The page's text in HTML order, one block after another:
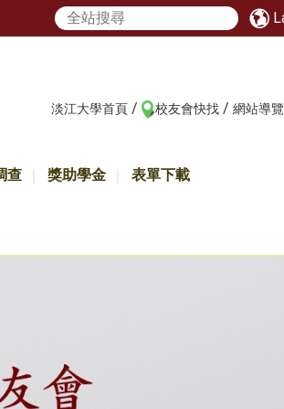
淡江大學首頁 / 校友會快找 / 網站導覽
查 獎助學金 表單下載